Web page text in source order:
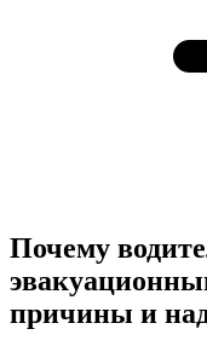
Почему
причины и